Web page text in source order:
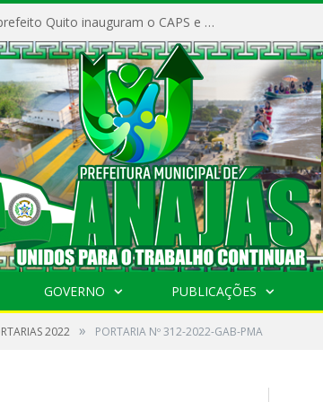
Prefeito Vivaldo Mendes e vice-prefeito Quito inauguram o CAPS e fortalecem a saúde pública em Anajás.
GOVERNO PUBLICAÇÕES
2022 » PORTARIA Nº 312-2022-GAB-PMA